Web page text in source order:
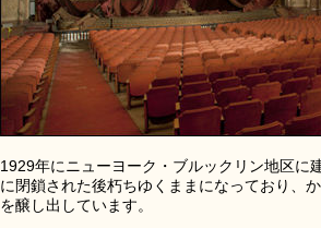
1929年にニューヨーク・ブルックリン地区に
に閉鎖された後朽ちゆくままになっており、
を醸し出しています。